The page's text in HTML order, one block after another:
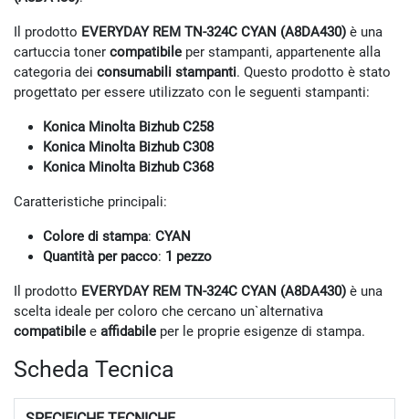
Il prodotto EVERYDAY REM TN-324C CYAN (A8DA430) è una
cartuccia toner
compatibile
per stampanti, appartenente alla
categoria dei
consumabili stampanti . Questo prodotto è stato
progettato per essere utilizzato con le seguenti stampanti:
Konica Minolta Bizhub C258
Konica Minolta Bizhub C308
Konica Minolta Bizhub C368
Caratteristiche principali:
Colore di stampa
CYAN
Quantità per pacco
1 pezzo
Il prodotto EVERYDAY REM TN-324C CYAN (A8DA430) è una
scelta ideale per coloro che cercano un`alternativa
compatibile
e affidabile per le proprie esigenze di stampa.
Scheda Tecnica
SPECIFICHE TECNICHE